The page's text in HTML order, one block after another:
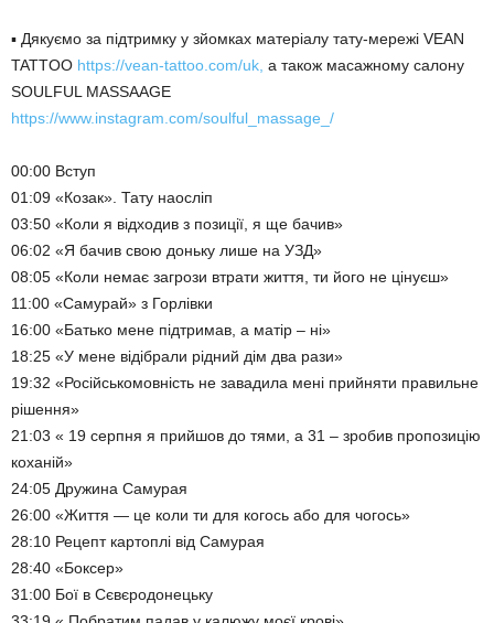
▪️ Дякуємо за підтримку у зйомках матеріалу тату-мережі VEAN
TATTOO https://vean-tattoo.com/uk, а також масажному салону
SOULFUL MASSAAGE
https://www.instagram.com/soulful_massage_/
00:00 Вступ
01:09 «Козак». Тату наосліп
03:50 «Коли я відходив з позиції, я ще бачив»
06:02 «Я бачив свою доньку лише на УЗД»
08:05 «Коли немає загрози втрати життя, ти його не цінуєш»
11:00 «Самурай» з Горлівки
16:00 «Батько мене підтримав, а матір – ні»
18:25 «У мене відібрали рідний дім два рази»
19:32 «Російськомовність не завадила мені прийняти правильне
рішення»
21:03 « 19 серпня я прийшов до тями, а 31 – зробив пропозицію
коханій»
24:05 Дружина Самурая
26:00 «Життя — це коли ти для когось або для чогось»
28:10 Рецепт картоплі від Самурая
28:40 «Боксер»
31:00 Бої в Сєвєродонецьку